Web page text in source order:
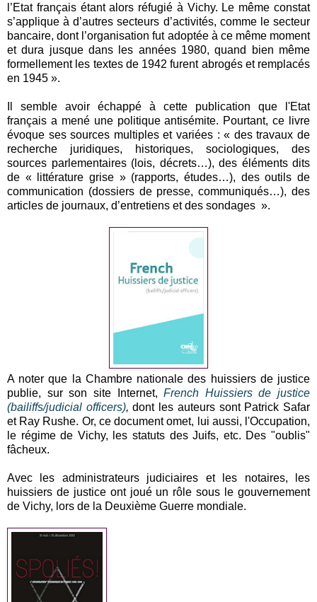
l’Etat français étant alors réfugié à Vichy. Le même constat
s’applique à d’autres secteurs d’activités, comme le secteur
bancaire, dont l’organisation fut adoptée à ce même moment
et dura jusque dans les années 1980, quand bien même
formellement les textes de 1942 furent abrogés et remplacés
en 1945 ».
Il semble avoir échappé à cette publication que l'Etat
français a mené une politique antisémite. Pourtant, ce livre
évoque ses sources multiples et variées : « des travaux de
recherche juridiques, historiques, sociologiques, des
sources parlementaires (lois, décrets…), des éléments dits
de « littérature grise » (rapports, études…), des outils de
communication (dossiers de presse, communiqués…), des
articles de journaux, d’entretiens et des sondages ».
A noter que la Chambre nationale des huissiers de justice
publie, sur son site Internet,French Huissiers de justice
(bailiffs/judicial officers),dont les auteurs sont Patrick Safar
et Ray Rushe. Or, ce document omet, lui aussi, l'Occupation,
le régime de Vichy, les statuts des Juifs, etc. Des "oublis"
fâcheux.
Avec les administrateurs judiciaires et les notaires, les
huissiers de justice ont joué un rôle sous le gouvernement
de Vichy, lors de la Deuxième Guerre mondiale.